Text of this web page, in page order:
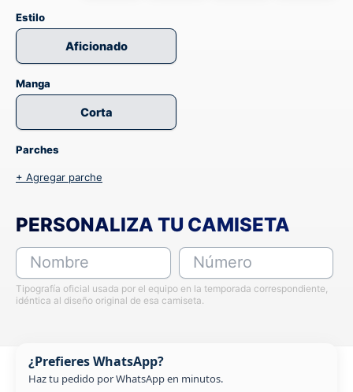
Estilo
Aficionado
Manga
Corta
Parches
+ Agregar parche
PERSONALIZA TU CAMISETA
Nombre Número
Tipografía oficial usada por el equipo en la temporada correspondiente,
idéntica al diseño original de esa camiseta.
¿Prefieres WhatsApp?
Haz tu pedido por WhatsApp en minutos.